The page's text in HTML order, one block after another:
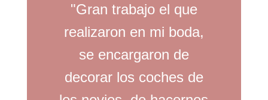
"Gran trabajo el que
realizaron en mi boda,
se encargaron de
decorar los coches de